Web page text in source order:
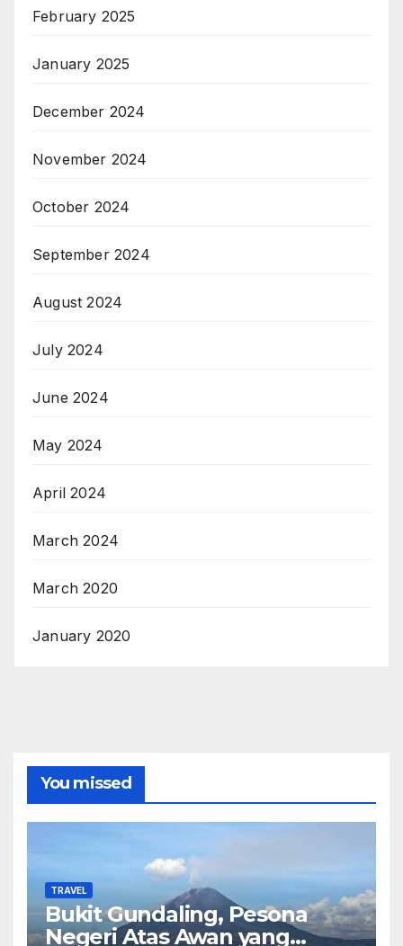
February 2025
January 2025
December 2024
November 2024
October 2024
September 2024
August 2024
July 2024
June 2024
May 2024
April 2024
March 2024
March 2020
January 2020
You missed
TRAVEL
Bukit Gundaling, Pesona
Negeri Atas Awan yang